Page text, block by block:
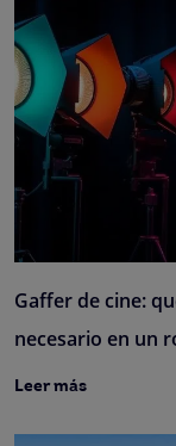
Gaffer de cine:
necesario en un
Leer más